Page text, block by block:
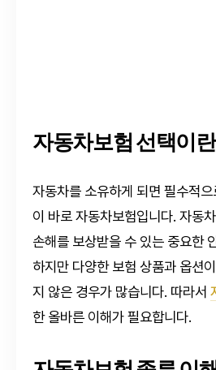
자동차보험 선택이
자동차를 소유하게 되면 필수적
이 바로 자동차보험입니다. 자동
손해를 보상받을 수 있는 중요한
하지만 다양한 보험 상품과 옵션
지 않은 경우가 많습니다. 따라서
한 올바른 이해가 필요합니다.